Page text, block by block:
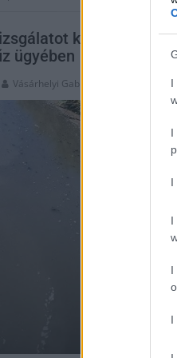
I
I
I
I
I
I
ügyében
Vásárhelyi Gabriella